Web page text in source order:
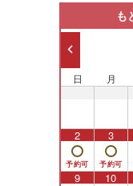
も
日 月
2 3
9 10